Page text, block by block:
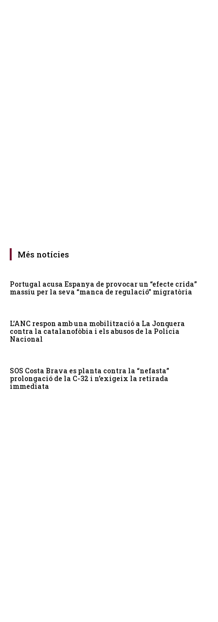
Més notícies
Portugal acusa Espanya de provocar un “efecte crida”
massiu per la seva “manca de regulació” migratòria
L’ANC respon amb una mobilització a La Jonquera
contra la catalanofòbia i els abusos de la Policia
Nacional
SOS Costa Brava es planta contra la “nefasta”
prolongació de la C-32 i n’exigeix la retirada
immediata